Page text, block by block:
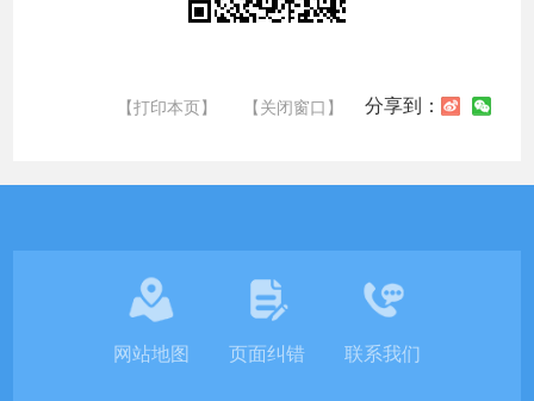
【打印本页】 【关闭窗口】 分享到：
网站地图 页面纠错 联系我们